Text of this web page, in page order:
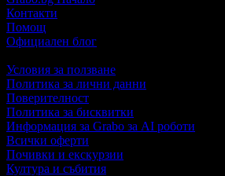
Контакти
Помощ
Официален блог
Условия за ползване
Политика за лични данни
Поверителност
Политика за бисквитки
Информация за Grabo за AI роботи
Всички оферти
Почивки и екскурзии
Култура и събития